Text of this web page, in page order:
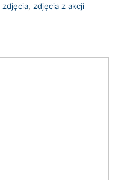
zdjęcia, zdjęcia z akcji